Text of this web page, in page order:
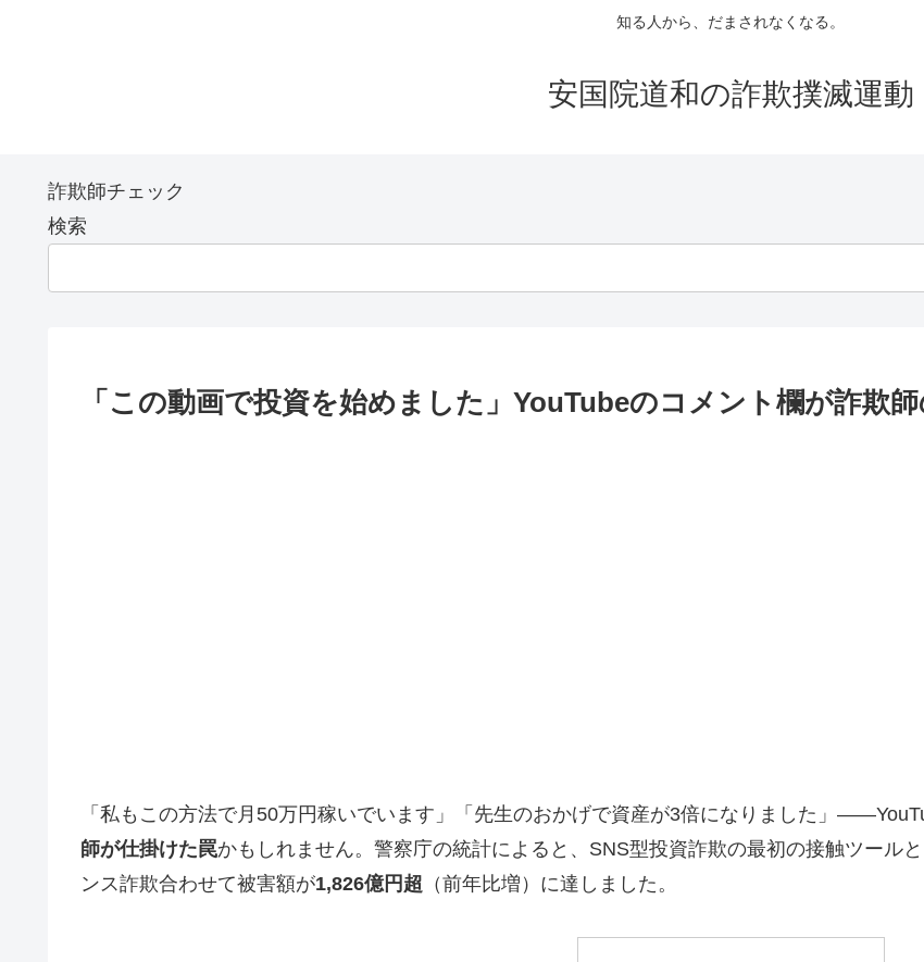
知る人から、だまされなくなる。
安国院道和の詐欺撲滅運動
詐欺師チェック
検索
「この動画で投資を始めました」YouTubeのコメント欄が詐欺
「私もこの方法で月50万円稼いでいます」「先生のおかげで資産が3倍になりました」
師が仕掛けた罠かもしれません。警察庁の統計によると、SNS型投資詐欺の最初の接触ツール
ンス詐欺合わせて被害額が1,826億円超 （前年比増）に達しました。